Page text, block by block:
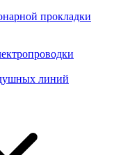
прокладки
линий